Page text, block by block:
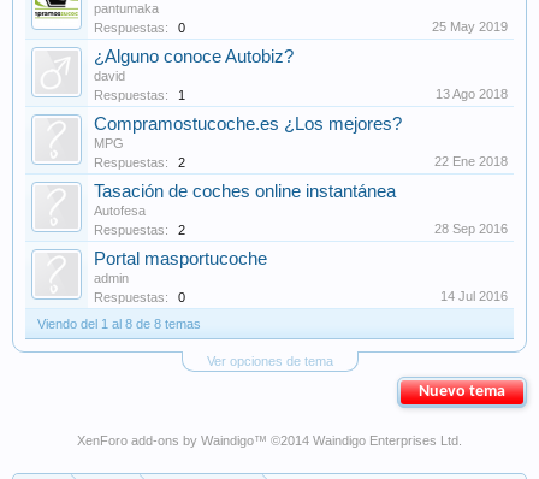
pantumaka
Respuestas:
0 25 May 2019
¿Alguno conoce Autobiz?
david
Respuestas:
1 13 Ago 2018
Compramostucoche.es ¿Los mejores?
MPG
Respuestas:
2 22 Ene 2018
Tasación de coches online instantánea
Autofesa
Respuestas:
2 28 Sep 2016
Portal masportucoche
admin
Respuestas:
0
14 Jul 2016
Viendo del 1 al 8 de 8 temas
Ver opciones de tema
Nuevo tema
XenForo add-ons by Waindigo™ ©2014 Waindigo Enterprises Ltd